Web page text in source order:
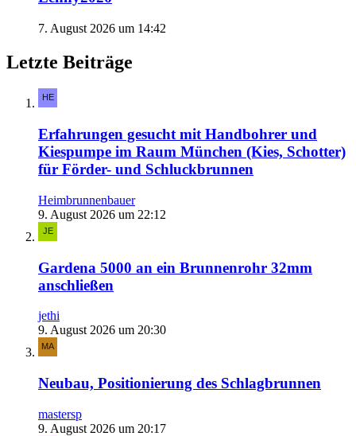
7. August 2026 um 14:42
Letzte Beiträge
Erfahrungen gesucht mit Handbohrer und
Kiespumpe im Raum München (Kies, Schotter)
für Förder- und Schluckbrunnen
Heimbrunnenbauer
9. August 2026 um 22:12
Gardena 5000 an ein Brunnenrohr 32mm
anschließen
jethi
9. August 2026 um 20:30
Neubau, Positionierung des Schlagbrunnen
mastersp
9. August 2026 um 20:17